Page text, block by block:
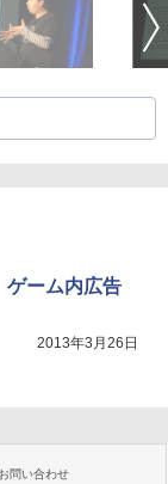
ゲーム内広告
2013年3月26日
お問い合わせ